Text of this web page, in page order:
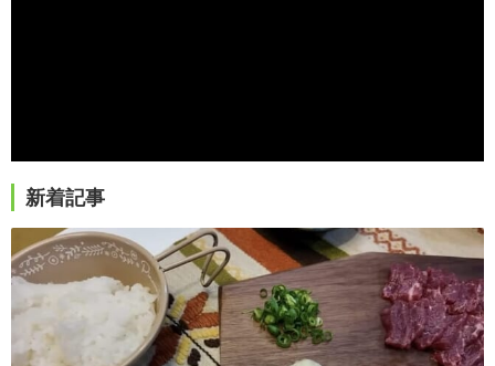
新着記事